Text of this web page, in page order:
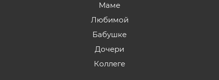
Маме
Любимой
Бабушке
Дочери
Коллеге